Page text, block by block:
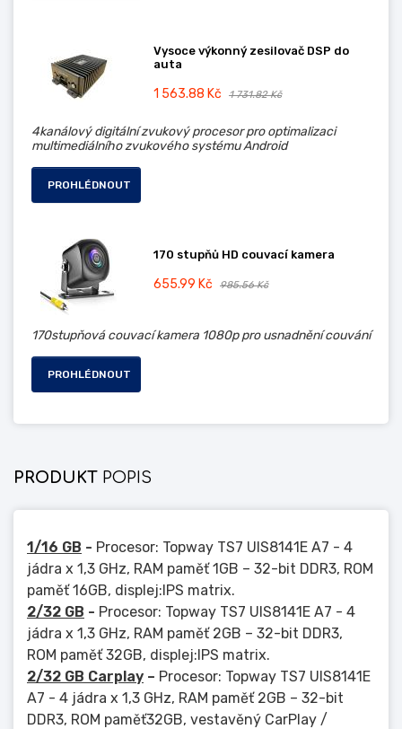
Vysoce výkonný zesilovač DSP do
auta
1 563.88 Kč 1 731.82 Kč
4kanálový digitální zvukový procesor pro optimalizaci
multimediálního zvukového systému Android
PROHLÉDNOUT
170 stupňů HD couvací kamera
655.99 Kč 985.56 Kč
170stupňová couvací kamera 1080p pro usnadnění couvání
PROHLÉDNOUT
PRODUKT POPIS
1/16 GB - Procesor: Topway TS7 UIS8141E A7 - 4
jádra x 1,3 GHz, RAM paměť 1GB – 32-bit DDR3, ROM
paměť 16GB, displej:IPS matrix.
2/32 GB - Procesor: Topway TS7 UIS8141E A7 - 4
jádra x 1,3 GHz, RAM paměť 2GB – 32-bit DDR3,
ROM paměť 32GB, displej:IPS matrix.
2/32 GB Carplay – Procesor: Topway TS7 UIS8141E
A7 - 4 jádra x 1,3 GHz, RAM paměť 2GB – 32-bit
DDR3, ROM paměť32GB, vestavěný CarPlay /